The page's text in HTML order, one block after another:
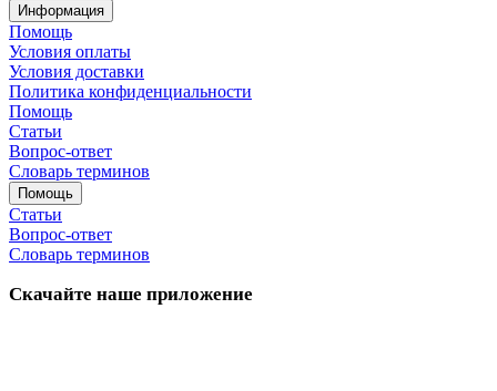
Информация
Помощь
Условия оплаты
Условия доставки
Политика конфиденциальности
Помощь
Статьи
Вопрос-ответ
Словарь терминов
Помощь
Статьи
Вопрос-ответ
Словарь терминов
Скачайте наше приложение